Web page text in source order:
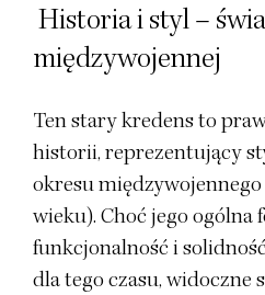
Historia i styl –
międzywojennej
Ten stary kredens to
historii, reprezentujący
okresu
wieku). Choć jego ogólna
funkcjonalność i
dla tego czasu, widoczne